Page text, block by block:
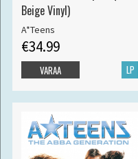
Beige Vinyl)
A*Teens
€34.99
LP
VARAA